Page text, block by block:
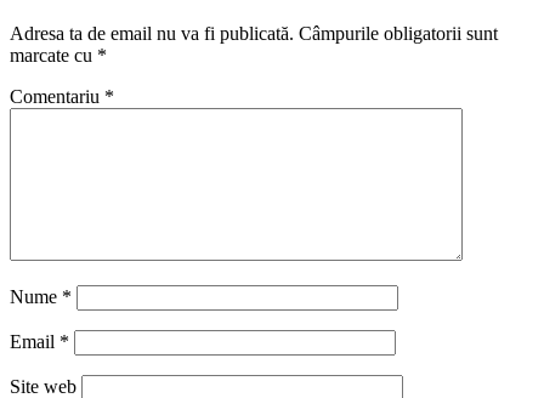
Adresa ta de email nu va fi publicată. Câmpurile obligatorii sunt
marcate cu *
Comentariu *
Nume *
Email *
Site web